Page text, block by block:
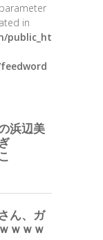
in
public_ht